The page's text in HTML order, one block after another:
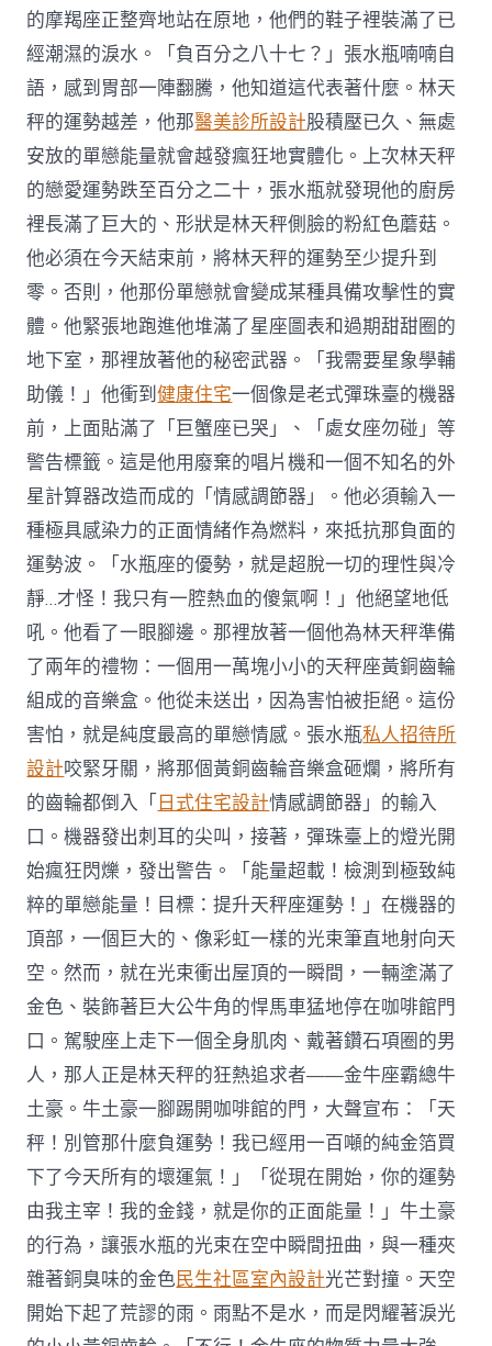
的摩羯座正整齊地站在原地，他們的鞋子裡裝滿了已
經潮濕的淚水。「負百分之八十七？」張水瓶喃喃自
語，感到胃部一陣翻騰，他知道這代表著什麼。林天
秤的運勢越差，他那醫美診所設計股積壓已久、無處
安放的單戀能量就會越發瘋狂地實體化。上次林天秤
的戀愛運勢跌至百分之二十，張水瓶就發現他的廚房
裡長滿了巨大的、形狀是林天秤側臉的粉紅色蘑菇。
他必須在今天結束前，將林天秤的運勢至少提升到
零。否則，他那份單戀就會變成某種具備攻擊性的實
體。他緊張地跑進他堆滿了星座圖表和過期甜甜圈的
地下室，那裡放著他的秘密武器。「我需要星象學輔
助儀！」他衝到健康住宅一個像是老式彈珠臺的機器
前，上面貼滿了「巨蟹座已哭」、「處女座勿碰」等
警告標籤。這是他用廢棄的唱片機和一個不知名的外
星計算器改造而成的「情感調節器」。他必須輸入一
種極具感染力的正面情緒作為燃料，來抵抗那負面的
運勢波。「水瓶座的優勢，就是超脫一切的理性與冷
靜…才怪！我只有一腔熱血的傻氣啊！」他絕望地低
吼。他看了一眼腳邊。那裡放著一個他為林天秤準備
了兩年的禮物：一個用一萬塊小小的天秤座黃銅齒輪
組成的音樂盒。他從未送出，因為害怕被拒絕。這份
害怕，就是純度最高的單戀情感。張水瓶私人招待所
設計咬緊牙關，將那個黃銅齒輪音樂盒砸爛，將所有
的齒輪都倒入「日式住宅設計情感調節器」的輸入
口。機器發出刺耳的尖叫，接著，彈珠臺上的燈光開
始瘋狂閃爍，發出警告。「能量超載！檢測到極致純
粹的單戀能量！目標：提升天秤座運勢！」在機器的
頂部，一個巨大的、像彩虹一樣的光束筆直地射向天
空。然而，就在光束衝出屋頂的一瞬間，一輛塗滿了
金色、裝飾著巨大公牛角的悍馬車猛地停在咖啡館門
口。駕駛座上走下一個全身肌肉、戴著鑽石項圈的男
人，那人正是林天秤的狂熱追求者——金牛座霸總牛
土豪。牛土豪一腳踢開咖啡館的門，大聲宣布：「天
秤！別管那什麼負運勢！我已經用一百噸的純金箔買
下了今天所有的壞運氣！」「從現在開始，你的運勢
由我主宰！我的金錢，就是你的正面能量！」牛土豪
的行為，讓張水瓶的光束在空中瞬間扭曲，與一種夾
雜著銅臭味的金色民生社區室內設計光芒對撞。天空
開始下起了荒謬的雨。雨點不是水，而是閃耀著淚光